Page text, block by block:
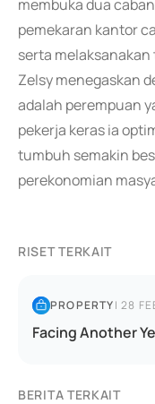
membuka dua
pemekaran kantor
serta
Zelsy menegaskan
adalah perempuan
pekerja keras ia
tumbuh semakin
perekonomian
RISET TERKAIT
PROPERTY|28
Facing Another
BERITA TERKAIT